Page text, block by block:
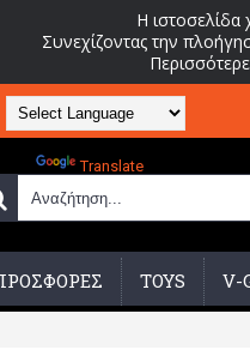
Η ιστοσελίδα
Συνεχίζοντας την
Translate
TOYS V-